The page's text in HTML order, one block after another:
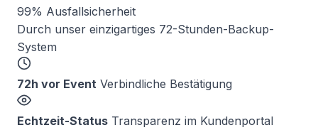
99% Ausfallsicherheit
Durch unser einzigartiges 72-Stunden-Backup-
System
72h vor Event Verbindliche Bestätigung
Echtzeit-Status Transparenz im Kundenportal